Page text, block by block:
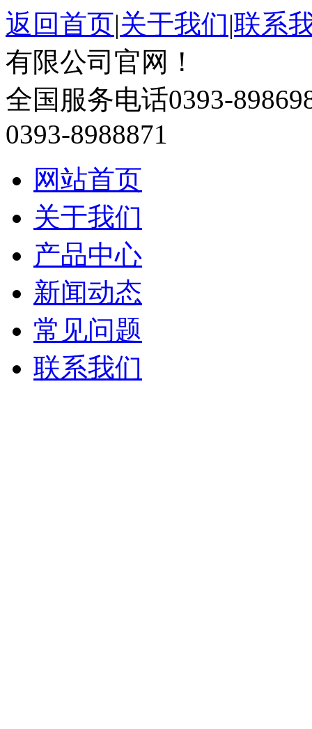
返回首页|关于我们|联系
有限公司官网！
全国服务电话0393-
0393-8988871
网站首页
关于我们
产品中心
新闻动态
常见问题
联系我们